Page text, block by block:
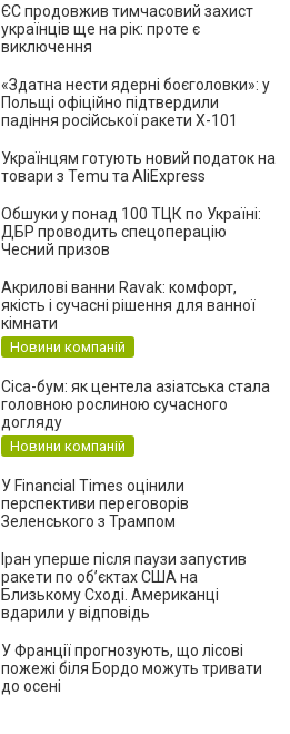
ЄС продовжив тимчасовий захист
українців ще на рік: проте є
виключення
«Здатна нести ядерні боєголовки»: у
Польщі офіційно підтвердили
падіння російської ракети Х-101
Українцям готують новий податок на
товари з Temu та AliExpress
Обшуки у понад 100 ТЦК по Україні:
ДБР проводить спецоперацію
Чесний призов
Акрилові ванни Ravak: комфорт,
якість і сучасні рішення для ванної
кімнати
Новини компаній
Cica-бум: як центела азіатська стала
головною рослиною сучасного
догляду
Новини компаній
У Financial Times оцінили
перспективи переговорів
Зеленського з Трампом
Іран уперше після паузи запустив
ракети по обʼєктах США на
Близькому Сході. Американці
вдарили у відповідь
У Франції прогнозують, що лісові
пожежі біля Бордо можуть тривати
до осені